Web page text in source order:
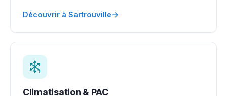
Découvrir à Sartrouville→
Climatisation & PAC